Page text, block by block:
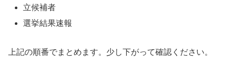
立候補者
選挙結果速報
上記の順番でまとめます。少し下がって確認ください。